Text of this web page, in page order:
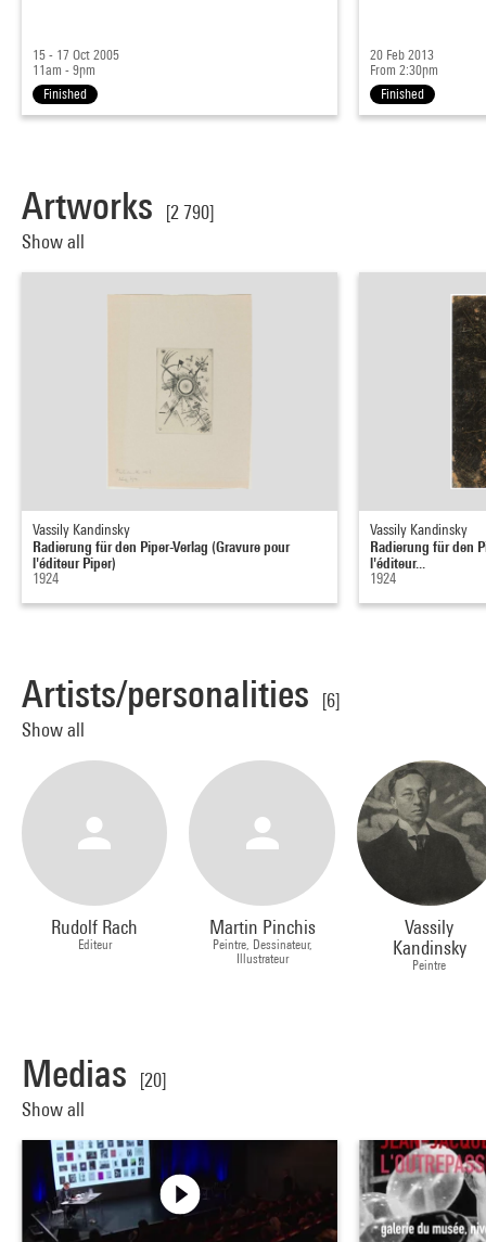
15 - 17 Oct 2005
11am - 9pm
Finished
20 Feb 2013
From 2:30pm
Finished
Artworks
[2 790]
Show all
Vassily Kandinsky
Radierung für den Piper-Verlag (Gravure pour
l'éditeur Piper)
1924
Vassily Kandinsky
Radierung für den
l'éditeur...
1924
Artists/personalities
[6]
Show all
Rudolf Rach
Editeur
Martin Pinchis
Peintre, Dessinateur,
Illustrateur
Vassily
Kandinsky
Peintre
Medias
[20]
Show all